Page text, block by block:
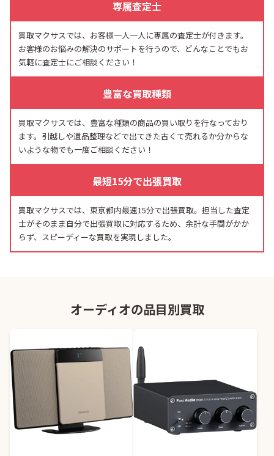
専属査定士
買取マクサスでは、お客様一人一人に専属の査定士が付きます。
お客様のお悩みの解決のサポートを行うので、どんなことでもお
気軽に査定士にご相談ください！
豊富な買取種類
買取マクサスでは、豊富な種類の商品の買い取りを行なっており
ます。引越しや遺品整理などで出てきた古くて売れるか分からな
いような物でも一度ご相談ください！
最短15分で出張買取
買取マクサスでは、東京都内最速15分で出張買取。担当した査定
士がそのまま自分で出張買取に対応するため、余計な手間がかか
らず、スピーディーな買取を実現しました。
オーディオの品目別買取